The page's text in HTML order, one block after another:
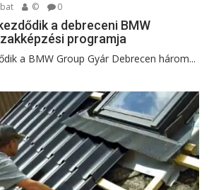
© 0
a debreceni BMW
programja
a BMW Group Gyár Debrecen három...